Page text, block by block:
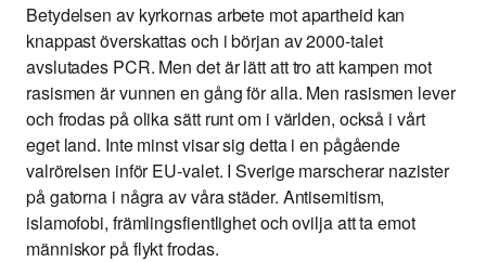
Betydelsen av kyrkornas arbete mot apartheid kan
knappast överskattas och i början av 2000-talet
avslutades PCR. Men det är lätt att tro att kampen mot
rasismen är vunnen en gång för alla. Men rasismen lever
och frodas på olika sätt runt om i världen, också i vårt
eget land. Inte minst visar sig detta i en pågående
valrörelsen inför EU-valet. I Sverige marscherar nazister
på gatorna i några av våra städer. Antisemitism,
islamofobi, främlingsfientlighet och ovilja att ta emot
människor på flykt frodas.